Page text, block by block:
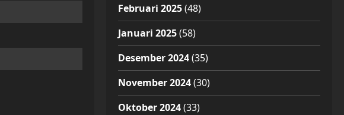
Februari 2025(48)
Januari 2025(58)
Desember 2024(35)
November 2024(30)
Oktober 2024(33)